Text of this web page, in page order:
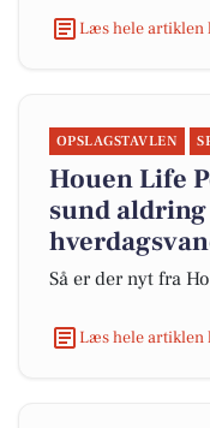
Læs hele artiklen
OPSLAGSTAVLEN
Houen Life
sund
Så er der nyt fra
Læs hele artiklen